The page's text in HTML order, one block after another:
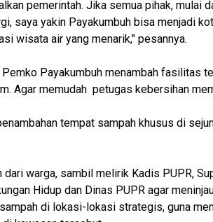
pemerintah. Jika semua pihak, mulai
saya yakin Payakumbuh bisa menjadi
wisata air yang menarik," pesannya.
Pemko Payakumbuh menambah fasilitas
Agar memudah petugas kebersihan
tempat sampah khusus di
dari warga, sambil melirik Kadis PUPR,
Hidup dan Dinas PUPR agar
di lokasi-lokasi strategis, guna